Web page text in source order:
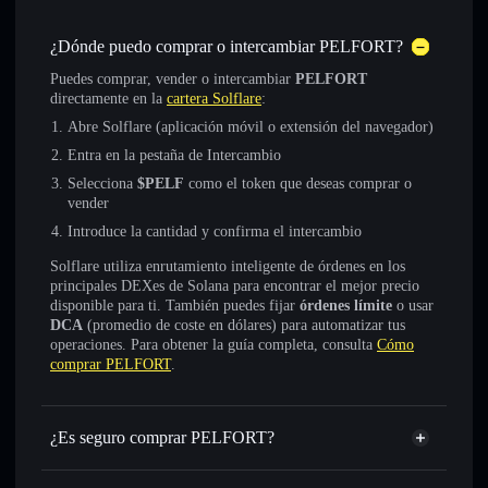
¿Dónde puedo comprar o intercambiar PELFORT?
Puedes comprar, vender o intercambiar PELFORT
directamente en la cartera Solflare:
Abre Solflare (aplicación móvil o extensión del navegador)
Entra en la pestaña de Intercambio
Selecciona $PELF como el token que deseas comprar o
vender
Introduce la cantidad y confirma el intercambio
Solflare utiliza enrutamiento inteligente de órdenes en los
principales DEXes de Solana para encontrar el mejor precio
disponible para ti. También puedes fijar órdenes límite o usar
DCA (promedio de coste en dólares) para automatizar tus
operaciones. Para obtener la guía completa, consulta Cómo
comprar PELFORT.
¿Es seguro comprar PELFORT?
PELFORT token verificado